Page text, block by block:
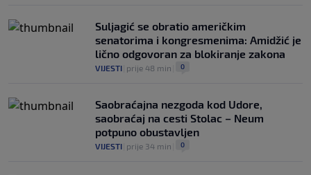
Suljagić se obratio američkim
senatorima i kongresmenima: Amidžić je
lično odgovoran za blokiranje zakona
VIJESTI prije 48 min 0
Saobraćajna nezgoda kod Udore,
saobraćaj na cesti Stolac – Neum
potpuno obustavljen
VIJESTI prije 34 min 0